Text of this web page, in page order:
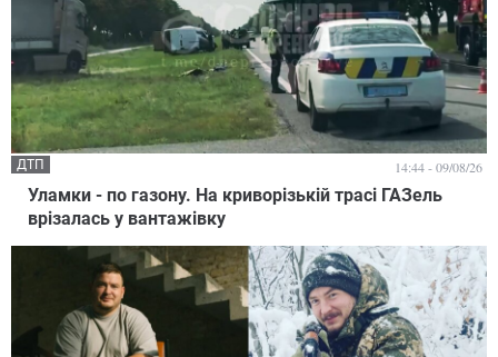
Уламки - по газону. На криворізькій трасі ГАЗель
врізалась у вантажівку
ДТП 14:44 - 09/08/26